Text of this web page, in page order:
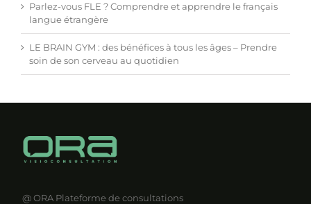
Parlez-vous FLE ? Comprendre et apprendre le français
langue étrangère
LE BRAIN GYM : des bénéfices à tous les âges – Prendre
soin de son cerveau au quotidien
@ ORA Plateforme de consultations